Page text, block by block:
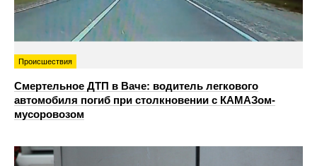
Происшествия
Смертельное ДТП в Ваче: водитель легкового
автомобиля погиб при столкновении с КАМАЗом-
мусоровозом